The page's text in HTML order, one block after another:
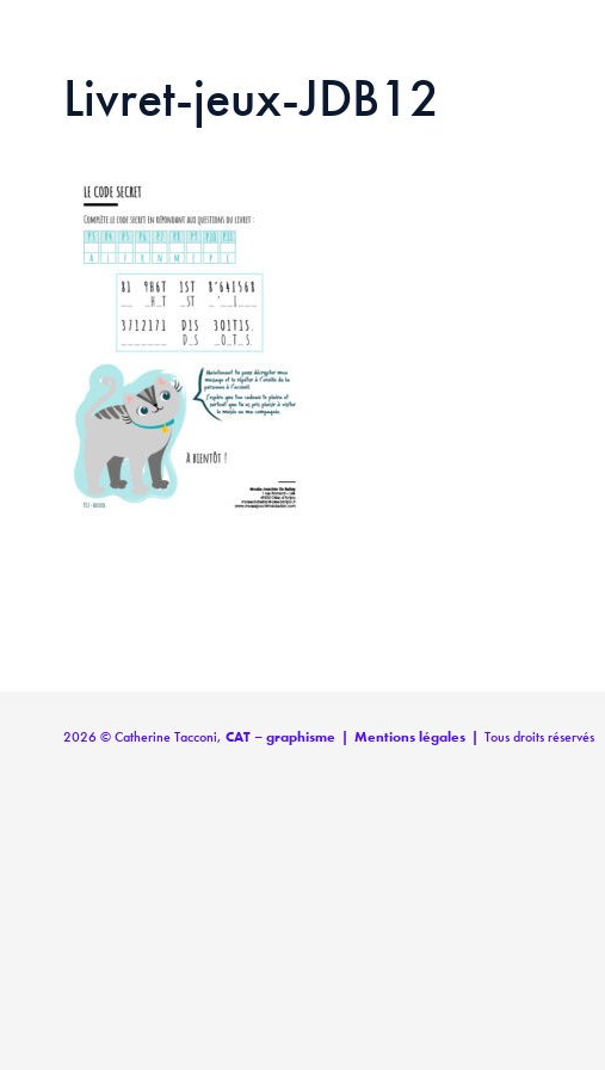
Livret-jeux-JDB12
2026 © Catherine Tacconi, CAT – graphisme | Mentions légales | Tous droits réservés